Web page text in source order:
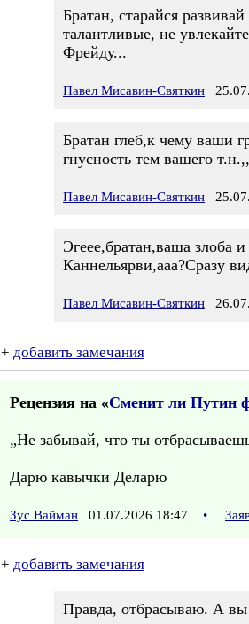
Братан, старайся
талантливые, не
Фрейду...
Павел Мисавин-Святкин
Братан глеб,к чему ваши
гнусность тем вашего
Павел Мисавин-Святкин
Эгеее,братан,ваша злоба
Каннельярви,ааа?Сразу
Павел Мисавин-Святкин
+ добавить замечания
Рецензия на «Сменит ли Путин
„Не забывай, что ты
Дарю кавычки Деларю
Зус Вайман 01.07.2026 18:47 •
+ добавить замечания
Правда, отбрасываю. А вы